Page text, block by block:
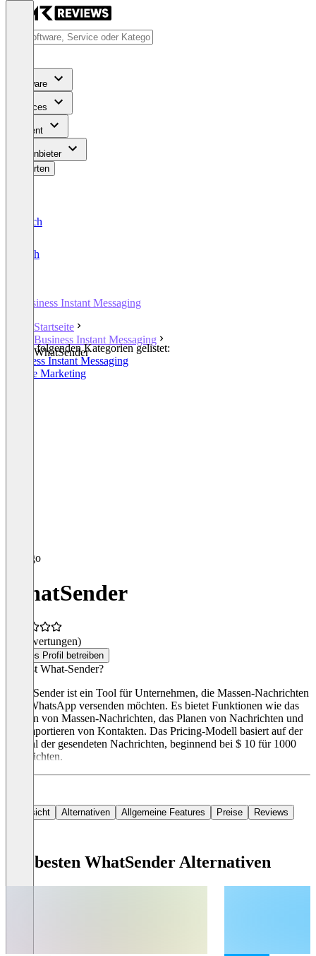
Software
Services
Content
Für Anbieter
Bewerten
Deutsch
English
Business Instant Messaging
Startseite
Business Instant Messaging
WhatSender
In den folgenden Kategorien gelistet:
Business Instant Messaging
Mobile Marketing
WhatSender
(0 Bewertungen)
Dieses Profil betreiben
Was ist What-Sender?
What-Sender ist ein Tool für Unternehmen, die Massen-Nachrichten
über WhatsApp versenden möchten. Es bietet Funktionen wie das
Senden von Massen-Nachrichten, das Planen von Nachrichten und
das Importieren von Kontakten. Das Pricing-Modell basiert auf der
Anzahl der gesendeten Nachrichten, beginnend bei $ 10 für 1000
Nachrichten.
Übersicht Alternativen Allgemeine Features Preise Reviews
Die besten WhatSender Alternativen